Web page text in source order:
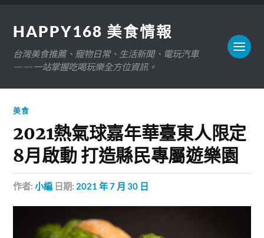
HAPPY168 美食情報
台灣美食推薦、寵物日常、生活新聞、電玩汽車
——一站掌握吃喝玩樂全方位資訊。
美食
2021熱氣球嘉年華臺東人限定
8月啟動 打造縣民專屬遊樂園
作者:小編 日期: 2021 年 7 月 30 日